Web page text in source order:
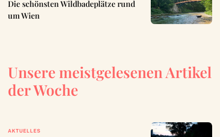
Die schönsten Wildbadeplätze rund
um Wien
Unsere meistgelesenen Artikel
der Woche
AKTUELLES